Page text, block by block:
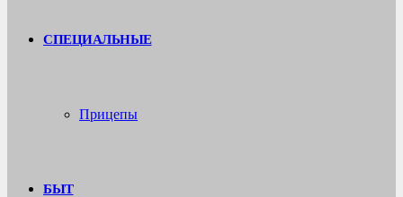
СПЕЦИАЛЬНЫЕ
Прицепы
БЫТ